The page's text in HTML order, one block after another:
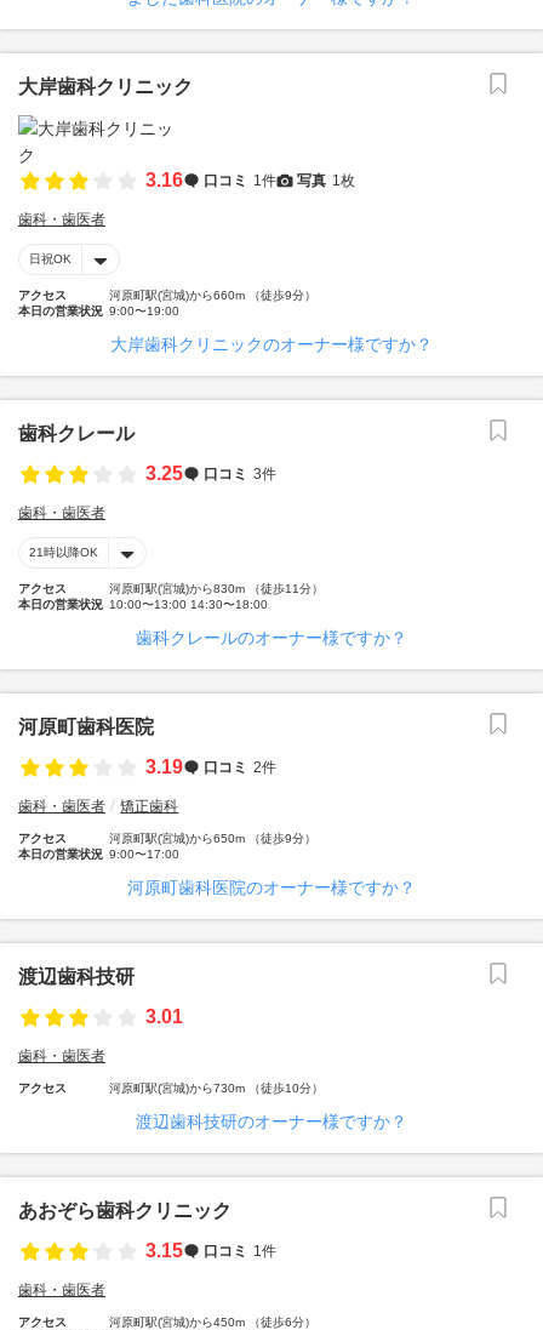
大岸歯科クリニック
3.16 口コミ 1件 写真 1枚
歯科・歯医者
日祝OK
アクセス
河原町駅(宮城)から660m （徒歩9分）
本日の営業状況 9:00〜19:00
大岸歯科クリニックのオーナー様ですか？
歯科クレール
3.25
口コミ 3件
歯科・歯医者
21時以降OK
アクセス
河原町駅(宮城)から830m （徒歩11分）
本日の営業状況 10:00〜13:00 14:30〜18:00
歯科クレールのオーナー様ですか？
河原町歯科医院
3.19
口コミ 2件
歯科・歯医者 矯正歯科
アクセス
河原町駅(宮城)から650m （徒歩9分）
本日の営業状況 9:00〜17:00
河原町歯科医院のオーナー様ですか？
渡辺歯科技研
3.01
歯科・歯医者
アクセス 河原町駅(宮城)から730m （徒歩10分）
渡辺歯科技研のオーナー様ですか？
あおぞら歯科クリニック
3.15
口コミ 1件
歯科・歯医者
アクセス
河原町駅(宮城)から450m （徒歩6分）